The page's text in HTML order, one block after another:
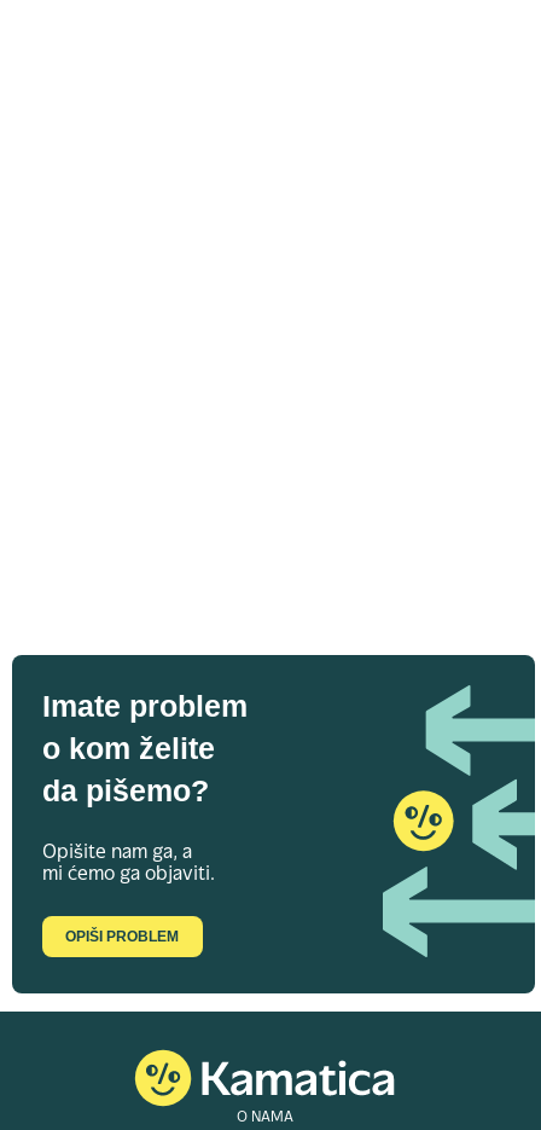
Imate problem
o kom želite
da pišemo?
Opišite nam ga, a
mi ćemo ga objaviti.
OPIŠI PROBLEM
O NAMA